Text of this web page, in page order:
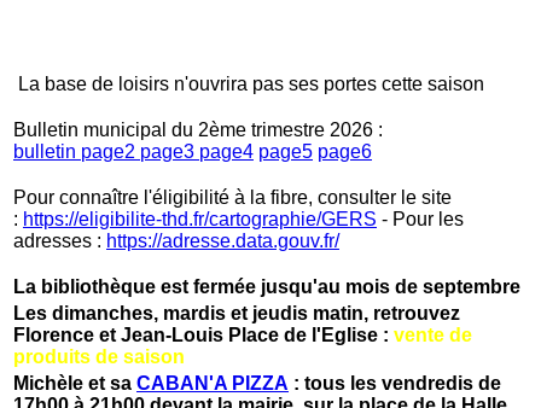
La base de loisirs n'ouvrira pas ses portes cette saison
Bulletin municipal du 2ème trimestre 2026 :
bulletin page2 page3 page4 page5 page6
Pour connaître l'éligibilité à la fibre, consulter le site
: https://eligibilite-thd.fr/cartographie/GERS - Pour les
adresses : https://adresse.data.gouv.fr/
La bibliothèque est fermée jusqu'au mois de septembre
Les dimanches, mardis et jeudis matin, retrouvez
Florence et Jean-Louis Place de l'Eglise : vente de
produits de saison
Michèle et sa CABAN'A PIZZA : tous les vendredis de